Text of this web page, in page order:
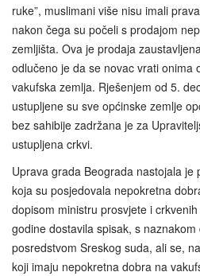
ruke”, muslimani više nisu imali
nakon čega su počeli s prodajom
zemljišta. Ova je prodaja
odlučeno je da se novac vrati onima
vakufska zemlja. Rješenjem od 5.
ustupljene su sve općinske zemlje
bez sahibije zadržana je za
ustupljena crkvi.
Uprava grada Beograda nastojala je
koja su posjedovala nepokretna
dopisom ministru prosvjete i
godine dostavila spisak, s
posredstvom Sreskog suda, ali se,
koji imaju nepokretna dobra na